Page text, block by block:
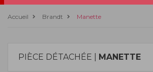
Accueil Brandt Manette
PIÈCE DÉTACHÉE | MANETTE